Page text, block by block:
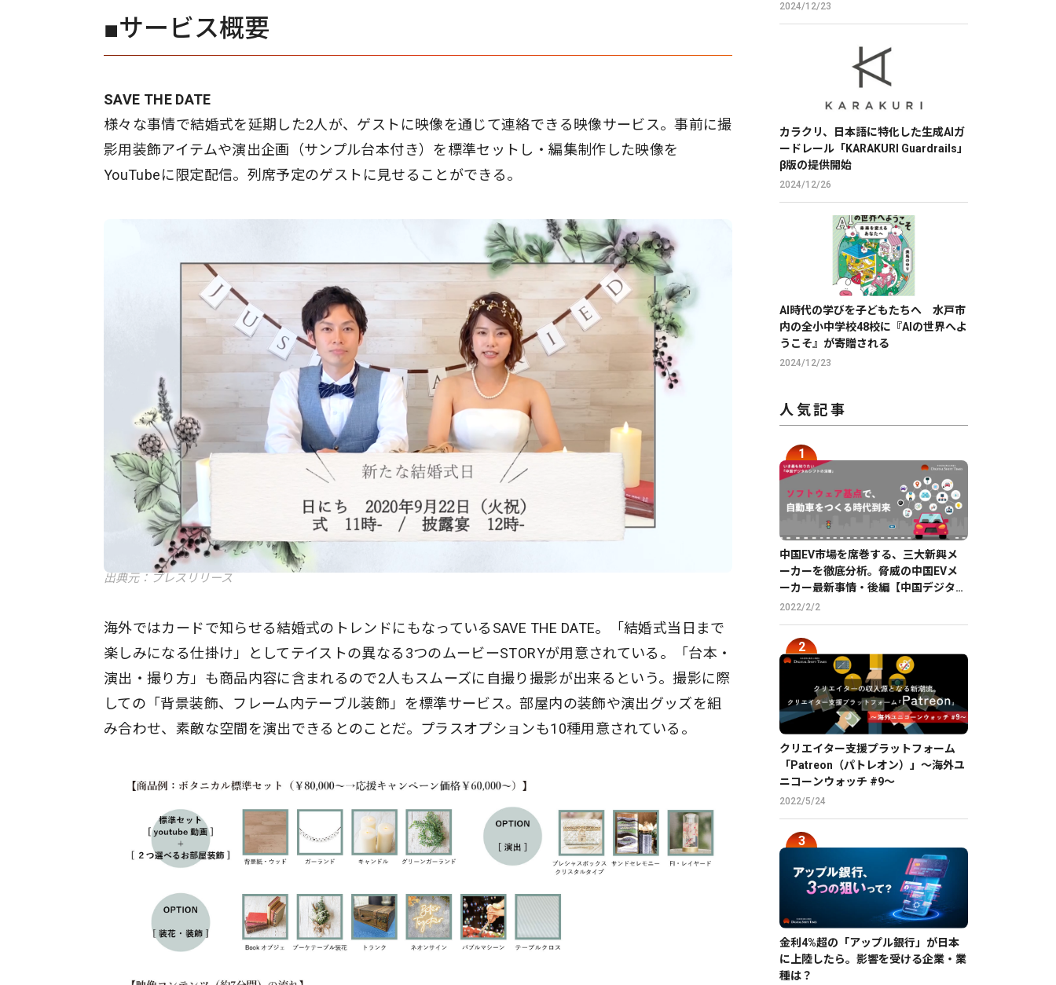
■サービス概要
SAVE THE DATE
様々な事情で結婚式を延期した2人が、ゲストに映像を通じて連絡できる映像サービス。事前に撮
影用装飾アイテムや演出企画（サンプル台本付き）を標準セットし・編集制作した映像を
YouTubeに限定配信。列席予定のゲストに見せることができる。
出典元：プレスリリース
海外ではカードで知らせる結婚式のトレンドにもなっているSAVE THE DATE。「結婚式当日まで
楽しみになる仕掛け」としてテイストの異なる3つのムービーSTORYが用意されている。「台本・
演出・撮り方」も商品内容に含まれるので2人もスムーズに自撮り撮影が出来るという。撮影に際
しての「背景装飾、フレーム内テーブル装飾」を標準サービス。部屋内の装飾や演出グッズを組
み合わせ、素敵な空間を演出できるとのことだ。プラスオプションも10種用意されている。
2024/12/23
カラクリ、日本語に特化した生成AIガ
ードレール「KARAKURI Guardrails」
β版の提供開始
2024/12/26
AI時代の学びを子どもたちへ 水戸市
内の全小中学校48校に『AIの世界へよ
うこそ』が寄贈される
2024/12/23
人気記事
中国EV市場を席巻する、三大新興メ
ーカーを徹底分析。脅威の中国EVメ
ーカー最新事情・後編【中国デジタル
企業最前線】
2022/2/2
クリエイター支援プラットフォーム
「Patreon（パトレオン）」〜海外ユ
ニコーンウォッチ #9〜
2022/5/24
金利4%超の「アップル銀行」が日本
に上陸したら。影響を受ける企業・業
種は？